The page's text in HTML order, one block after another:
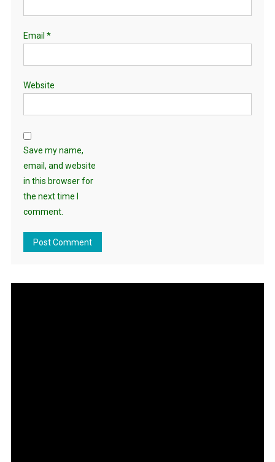
Email *
Website
Save my name,
email, and website
in this browser for
the next time I
comment.